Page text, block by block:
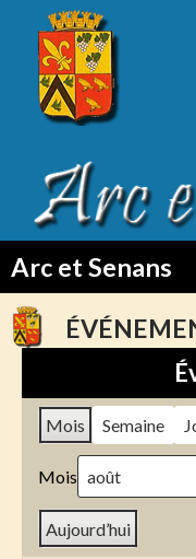
Arc et Senans
TO
CONTENT
Mois Semaine
Mois
Aujourd’hui